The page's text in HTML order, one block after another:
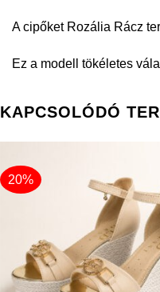
A cipőket Rozália Rácz
Ez a modell tökéletes
KAPCSOLÓDÓ
20%